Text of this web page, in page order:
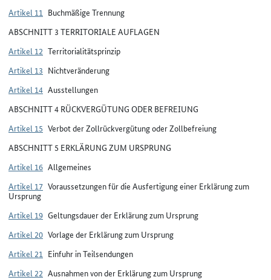
Artikel 11 Buchmäßige Trennung
ABSCHNITT 3 TERRITORIALE AUFLAGEN
Artikel 12 Territorialitätsprinzip
Artikel 13 Nichtveränderung
Artikel 14 Ausstellungen
ABSCHNITT 4 RÜCKVERGÜTUNG ODER BEFREIUNG
Artikel 15 Verbot der Zollrückvergütung oder Zollbefreiung
ABSCHNITT 5 ERKLÄRUNG ZUM URSPRUNG
Artikel 16 Allgemeines
Artikel 17 Voraussetzungen für die Ausfertigung einer Erklärung zum
Ursprung
Artikel 19 Geltungsdauer der Erklärung zum Ursprung
Artikel 20 Vorlage der Erklärung zum Ursprung
Artikel 21 Einfuhr in Teilsendungen
Artikel 22 Ausnahmen von der Erklärung zum Ursprung